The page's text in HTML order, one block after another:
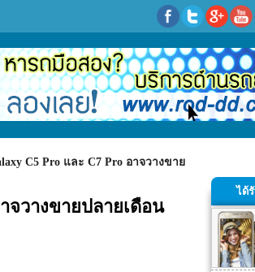
C5 Pro และ C7 Pro อาจวางขาย
จวางขายปลายเดือน
ได้